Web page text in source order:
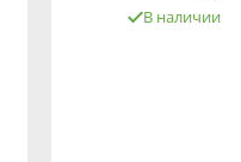
В наличии